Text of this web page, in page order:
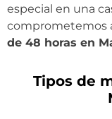
especial en una
comprometemos
de 48 horas en
Tipos de